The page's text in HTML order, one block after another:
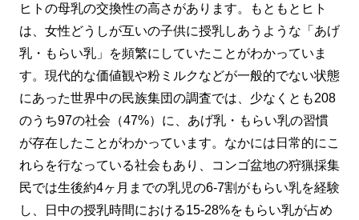
ヒトの母乳の交換性の高さがあります。もともとヒト
は、女性どうしが互いの子供に授乳しあうような「あげ
乳・もらい乳」を頻繁にしていたことがわかっていま
す。現代的な価値観や粉ミルクなどが一般的でない状態
にあった世界中の民族集団の調査では、少なくとも208
のうち97の社会（47%）に、あげ乳・もらい乳の習慣
が存在したことがわかっています。なかには日常的にこ
れらを行なっている社会もあり、コンゴ盆地の狩猟採集
民では生後約4ヶ月までの乳児の6-7割がもらい乳を経験
し、日中の授乳時間における15-28%をもらい乳が占め